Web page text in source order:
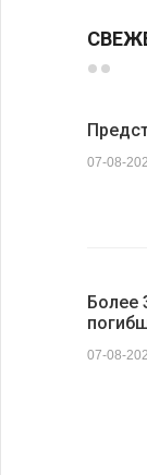
07-08-
Более
07-08-